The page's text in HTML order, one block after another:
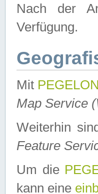
Nach der
Verfügung.
Mit
Map Service
Weiterhin
Feature
Um die
kann eine